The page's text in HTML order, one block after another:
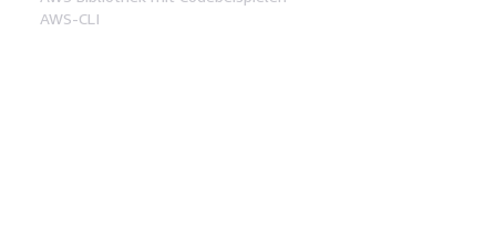
AWS-CLI